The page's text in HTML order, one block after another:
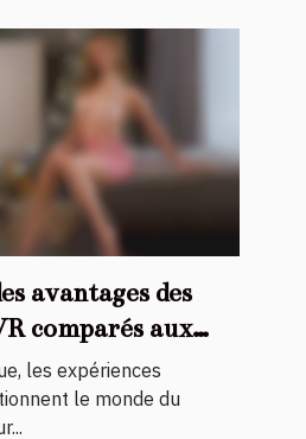
avantages des
comparés aux
les expériences
le monde du